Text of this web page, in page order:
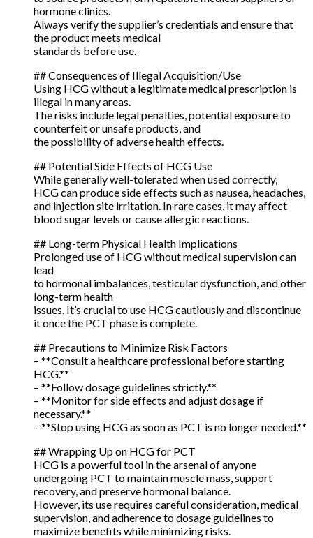
hormone clinics.
Always verify the supplier’s credentials and ensure that
the product meets medical
standards before use.
## Consequences of Illegal Acquisition/Use
Using HCG without a legitimate medical prescription is
illegal in many areas.
The risks include legal penalties, potential exposure to
counterfeit or unsafe products, and
the possibility of adverse health effects.
## Potential Side Effects of HCG Use
While generally well-tolerated when used correctly,
HCG can produce side effects such as nausea, headaches,
and injection site irritation. In rare cases, it may affect
blood sugar levels or cause allergic reactions.
## Long-term Physical Health Implications
Prolonged use of HCG without medical supervision can
lead
to hormonal imbalances, testicular dysfunction, and other
long-term health
issues. It’s crucial to use HCG cautiously and discontinue
it once the PCT phase is complete.
## Precautions to Minimize Risk Factors
– **Consult a healthcare professional before starting
HCG.**
– **Follow dosage guidelines strictly.**
– **Monitor for side effects and adjust dosage if
necessary.**
– **Stop using HCG as soon as PCT is no longer needed.**
## Wrapping Up on HCG for PCT
HCG is a powerful tool in the arsenal of anyone
undergoing PCT to maintain muscle mass, support
recovery, and preserve hormonal balance.
However, its use requires careful consideration, medical
supervision, and adherence to dosage guidelines to
maximize benefits while minimizing risks.